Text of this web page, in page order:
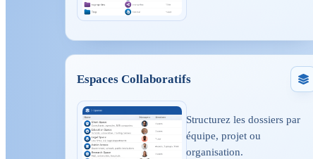
Espaces Collaboratifs
Structurez les dossiers par
équipe, projet ou
organisation.